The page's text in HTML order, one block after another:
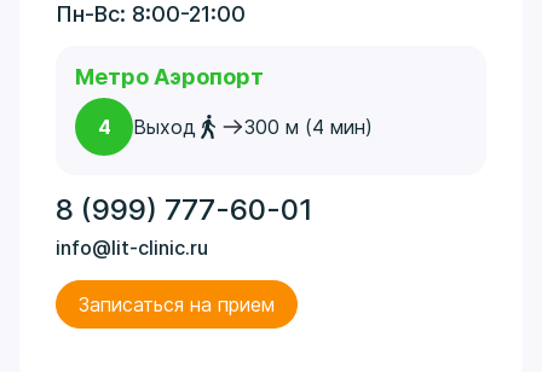
Пн-Вс: 8:00-21:00
Метро Аэропорт
4 Выход 300 м (4 мин)
8 (999) 777-60-01
info@lit-clinic.ru
Записаться на прием